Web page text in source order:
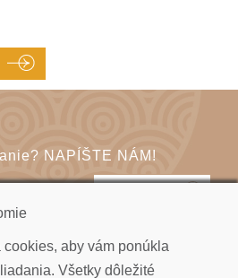
NAPÍŠTE NÁM!
aby vám ponúkla
Všetky dôležité